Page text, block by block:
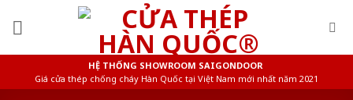
HỆ THỐNG SHOWROOM SAIGONDOOR
Giá cửa thép chống cháy Hàn Quốc tại Việt Nam mới nhất năm 2021